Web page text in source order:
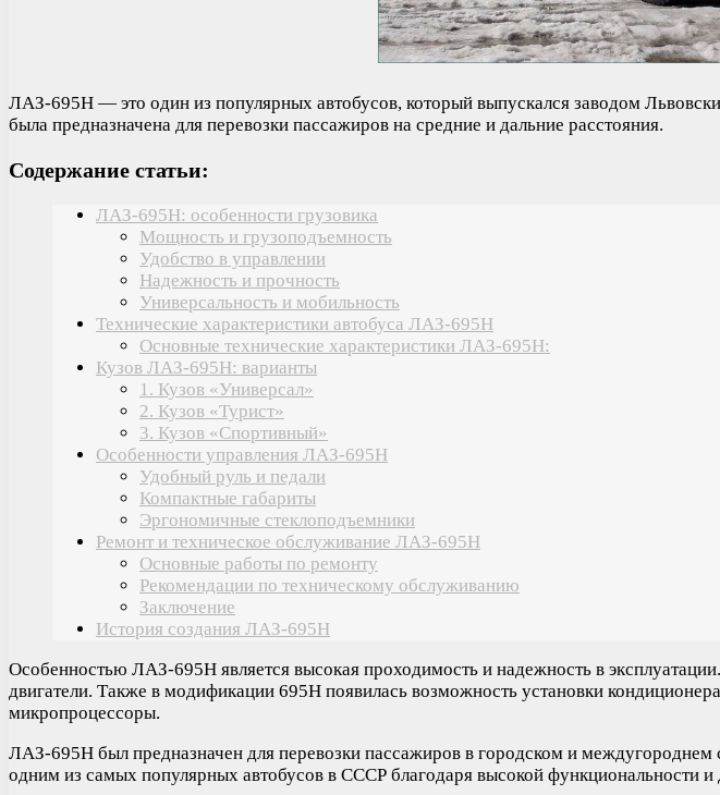
ЛАЗ-695Н — это один из популярных автобусов, который выпускался заводом
была предназначена для перевозки пассажиров на средние и дальние расстояния.
Содержание статьи:
ЛАЗ-695Н: особенности грузовика
Мощность и грузоподъемность
Удобство в управлении
Надежность и прочность
Универсальность и мобильность
Технические характеристики автобуса ЛАЗ-695Н
Основные технические характеристики ЛАЗ-695Н:
Кузов ЛАЗ-695Н: варианты
1. Кузов «Универсал»
2. Кузов «Турист»
3. Кузов «Спортивный»
Особенности управления ЛАЗ-695Н
Удобный руль и педали
Компактные габариты
Эргономичные стеклоподъемники
Ремонт и техническое обслуживание ЛАЗ-695Н
Основные работы по ремонту
Рекомендации по техническому обслуживанию
Заключение
История создания ЛАЗ-695Н
Особенностью ЛАЗ-695Н является высокая проходимость и надежность в
двигатели. Также в модификации 695Н появилась возможность установки
микропроцессоры.
ЛАЗ-695Н был предназначен для перевозки пассажиров в городском и
одним из самых популярных автобусов в СССР благодаря высокой функциональности и